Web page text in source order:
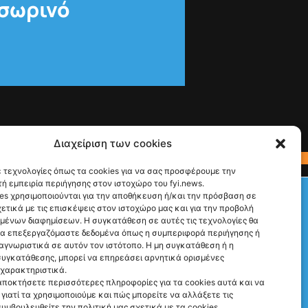
Διαχείριση των cookies
τεχνολογίες όπως τα cookies για να σας προσφέρουμε την
εμπειρία περιήγησης στον ιστοχώρο του fyi.news.
χρησιμοποιούνται για την αποθήκευση ή/και την πρόσβαση σε
με τις επισκέψεις στον ιστοχώρο μας και για την προβολή
διαφημίσεων. Η συγκατάθεση σε αυτές τις τεχνολογίες θα
επεξεργαζόμαστε δεδομένα όπως η συμπεριφορά περιήγησης ή
σε αυτόν τον ιστότοπο. Η μη συγκατάθεση ή η
μπορεί να επηρεάσει αρνητικά ορισμένες
χαρακτηριστικά.
περισσότερες πληροφορίες για τα cookies αυτά και να
τα χρησιμοποιούμε και πώς μπορείτε να αλλάξετε τις
Check This!
Ακολούθησέ μας